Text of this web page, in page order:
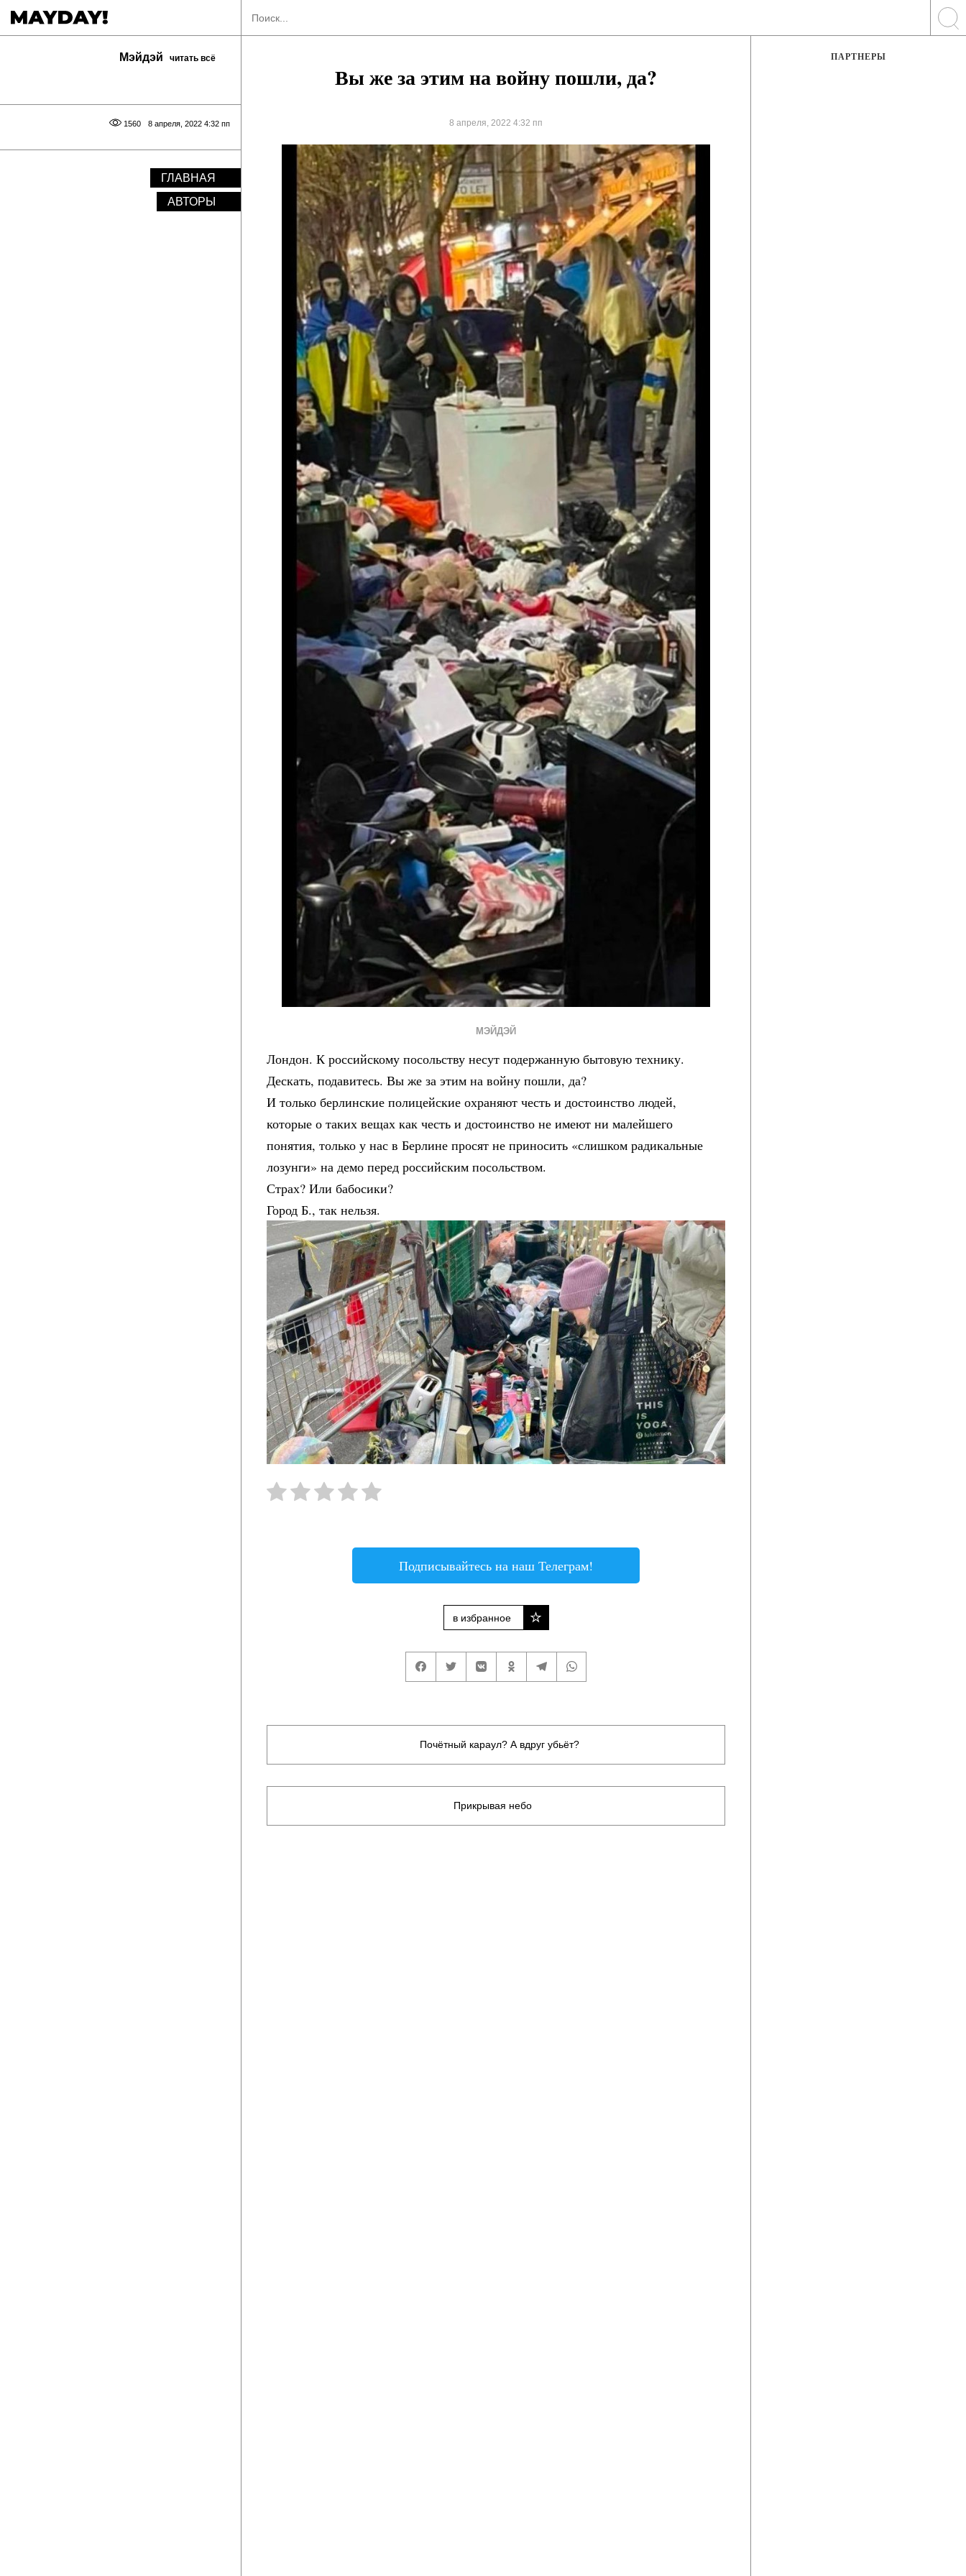
Мэйдэй читать всё
8 апреля, 2022 4:32 пп
1560
ГЛАВНАЯ
АВТОРЫ
Вы же за этим на войну пошли, да?
8 апреля, 2022 4:32 пп
МЭЙДЭЙ
Лондон. К российскому посольству несут подержанную бытовую технику.
Дескать, подавитесь. Вы же за этим на войну пошли, да?
И только берлинские полицейские охраняют честь и достоинство людей,
которые о таких вещах как честь и достоинство не имеют ни малейшего
понятия, только у нас в Берлине просят не приносить «слишком радикальные
лозунги» на демо перед российским посольством.
Страх? Или бабосики?
Город Б., так нельзя.
Подписывайтесь на наш Телеграм!
в избранное
Почётный караул? А вдруг убьёт?
Прикрывая небо
ПАРТНЕРЫ